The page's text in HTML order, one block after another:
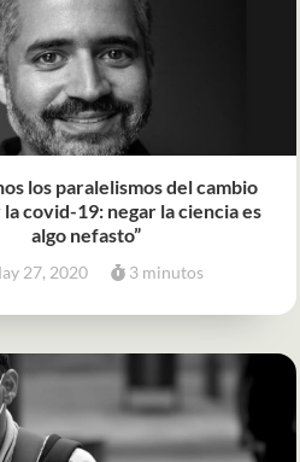
los paralelismos del cambio
covid-19: negar la ciencia es
algo nefasto”
27, 2020 3 minutos